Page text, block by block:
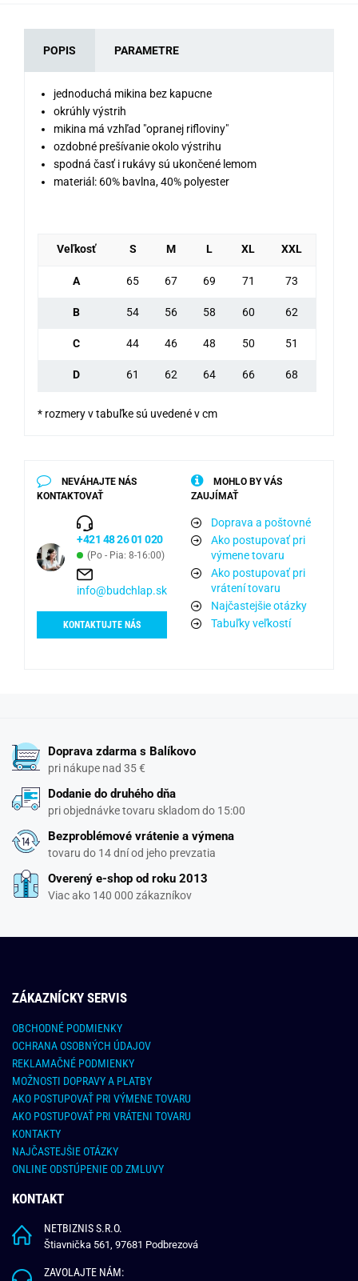
POPIS PARAMETRE
jednoduchá mikina bez kapucne
okrúhly výstrih
mikina má vzhľad "opranej rifloviny"
ozdobné prešívanie okolo výstrihu
spodná časť i rukávy sú ukončené lemom
materiál: 60% bavlna, 40% polyester
Veľkosť S M L XL XXL
A 65 67 69 71 73
B 54 56 58 60 62
C 44 46 48 50 51
D 61 62 64 66 68
* rozmery v tabuľke sú uvedené v cm
NEVÁHAJTE NÁS
KONTAKTOVAŤ
+421 48 26 01 020
(Po - Pia: 8-16:00)
info@budchlap.sk
KONTAKTUJTE NÁS
MOHLO BY VÁS
ZAUJÍMAŤ
Doprava a poštovné
Ako postupovať pri
výmene tovaru
Ako postupovať pri
vrátení tovaru
Najčastejšie otázky
Tabuľky veľkostí
Doprava zdarma s Balíkovo
pri nákupe nad 35 €
Dodanie do druhého dňa
pri objednávke tovaru skladom do 15:00
Bezproblémové vrátenie a výmena
tovaru do 14 dní od jeho prevzatia
Overený e-shop od roku 2013
Viac ako 140 000 zákazníkov
ZÁKAZNÍCKY SERVIS
OBCHODNÉ PODMIENKY
OCHRANA OSOBNÝCH ÚDAJOV
REKLAMAČNÉ PODMIENKY
MOŽNOSTI DOPRAVY A PLATBY
AKO POSTUPOVAŤ PRI VÝMENE TOVARU
AKO POSTUPOVAŤ PRI VRÁTENI TOVARU
KONTAKTY
NAJČASTEJŠIE OTÁZKY
ONLINE ODSTÚPENIE OD ZMLUVY
KONTAKT
NETBIZNIS S.R.O.
Štiavnička 561, 97681 Podbrezová
ZAVOLAJTE NÁM: